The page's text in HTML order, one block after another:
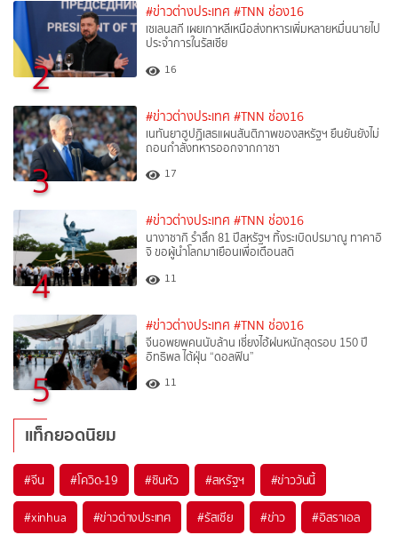
2
#ข่าวต่างประเทศ #TNN ช่อง16
เซเลนสกี เผยเกาหลีเหนือส่งทหารเพิ่มหลายหมื่นนายไป
ประจำการในรัสเซีย
16
3
#ข่าวต่างประเทศ #TNN ช่อง16
เนทันยาฮูปฏิเสธแผนสันติภาพของสหรัฐฯ ยืนยันยังไม่
ถอนกำลังทหารออกจากกาซา
17
4
#ข่าวต่างประเทศ #TNN ช่อง16
นางาซากิ รำลึก 81 ปีสหรัฐฯ ทิ้งระเบิดปรมาณู ทาคาอิ
จิ ขอผู้นำโลกมาเยือนเพื่อเตือนสติ
11
5
#ข่าวต่างประเทศ #TNN ช่อง16
จีนอพยพคนนับล้าน เซี่ยงไฮ้ฝนหนักสุดรอบ 150 ปี
อิทธิพล ไต้ฝุ่น “ดอลฟิน”
11
แท็กยอดนิยม
#จีน #โควิด-19 #ซินหัว #สหรัฐฯ #ข่าววันนี้
#xinhua #ข่าวต่างประเทศ #รัสเซีย #ข่าว #อิสราเอล